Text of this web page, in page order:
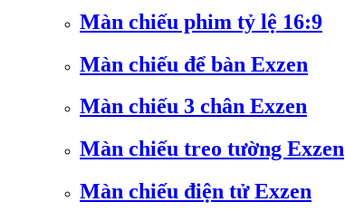
Màn chiếu phim tỷ lệ 16:9
Màn chiếu để bàn Exzen
Màn chiếu 3 chân Exzen
Màn chiếu treo tường Exzen
Màn chiếu điện tử Exzen